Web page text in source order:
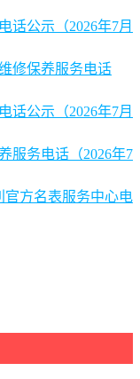
话公示（2026年7月
修保养服务电话
话公示（2026年7月
服务电话（2026年7
官方名表服务中心电